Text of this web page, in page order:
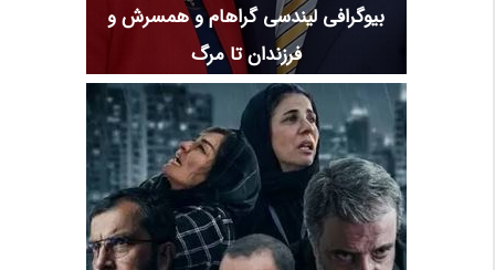
بیوگرافی لیندسی گراهام و همسرش و
فرزندان تا مرگ